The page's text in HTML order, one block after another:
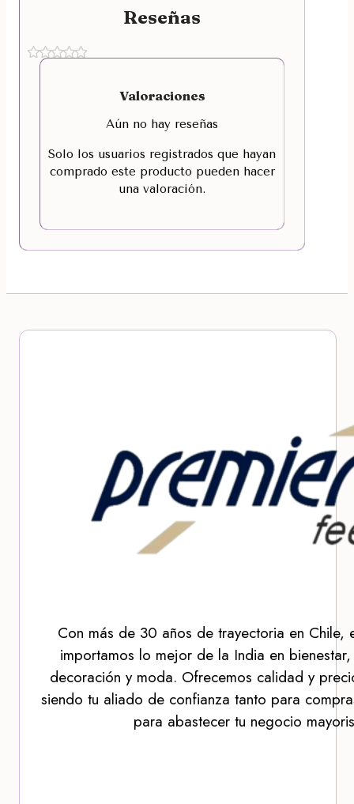
Reseñas
Valoraciones
Aún no hay reseñas
Solo los usuarios registrados que hayan
comprado este producto pueden hacer
una valoración.
Con más de 30 años de trayectoria en Chile,
importamos lo mejor de la India en
decoración y moda. Ofrecemos calidad y
siendo tu aliado de confianza tanto para
para abastecer tu negocio